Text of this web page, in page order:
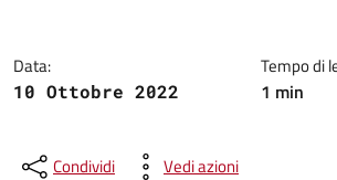
Data:
10 Ottobre 2022
Tempo di
1 min
Condividi Vedi azioni